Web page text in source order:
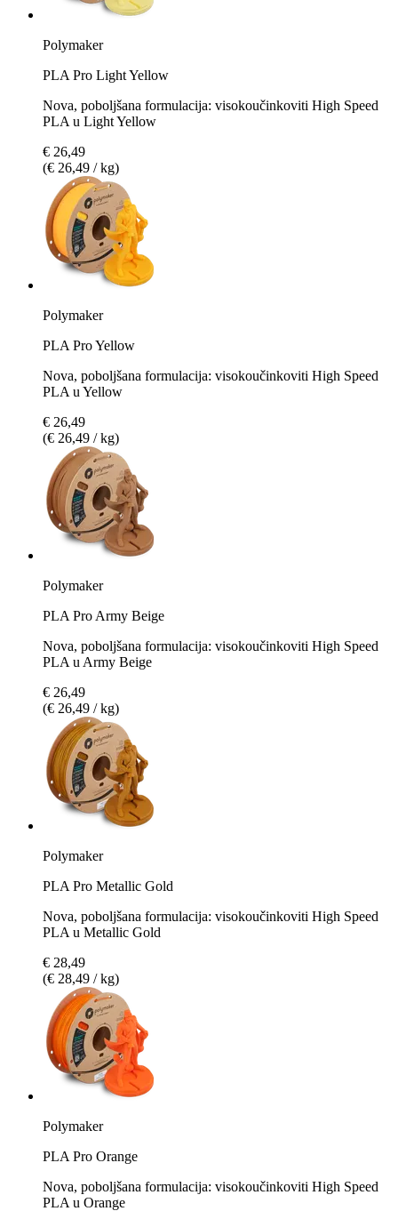
Polymaker
PLA Pro Light Yellow
Nova, poboljšana formulacija: visokoučinkoviti High Speed
PLA u Light Yellow
€ 26,49
(€ 26,49 / kg)
Polymaker
PLA Pro Yellow
Nova, poboljšana formulacija: visokoučinkoviti High Speed
PLA u Yellow
€ 26,49
(€ 26,49 / kg)
Polymaker
PLA Pro Army Beige
Nova, poboljšana formulacija: visokoučinkoviti High Speed
PLA u Army Beige
€ 26,49
(€ 26,49 / kg)
Polymaker
PLA Pro Metallic Gold
Nova, poboljšana formulacija: visokoučinkoviti High Speed
PLA u Metallic Gold
€ 28,49
(€ 28,49 / kg)
Polymaker
PLA Pro Orange
Nova, poboljšana formulacija: visokoučinkoviti High Speed
PLA u Orange